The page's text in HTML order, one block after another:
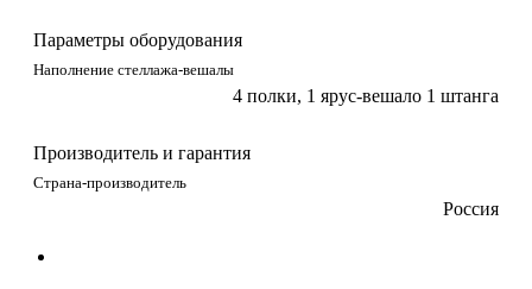
Параметры оборудования
Наполнение стеллажа-вешалы
4 полки, 1 ярус-вешало 1 штанга
Производитель и гарантия
Страна-производитель
Россия